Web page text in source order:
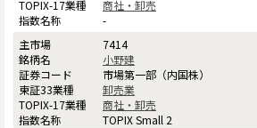
商社・卸売
-
7414
小野建
市場第一部（内国株）
卸売業
商社・卸売
TOPIX Small 2